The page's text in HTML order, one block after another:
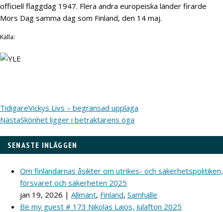
officiell flaggdag 1947. Flera andra europeiska länder firarde
Mors Dag samma dag som Finland, den 14 maj.
Källa:
TidigareVickys Livs – begränsad upplaga
NästaSkönhet ligger i betraktarens öga
SENASTE INLÄGGEN
Om finländarnas åsikter om utrikes- och säkerhetspolitiken,
försvaret och säkerheten 2025
jan 19, 2026 | Allmänt, Finland, Samhälle
Be my guest # 173 Nikolas Laios, Julafton 2025